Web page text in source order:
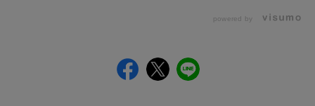
powered by